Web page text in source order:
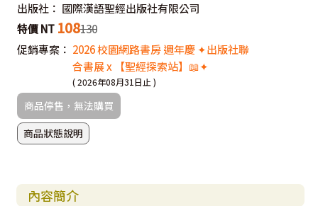
出版社： 國際漢語聖經出版社有限公司
特價 NT 108130
促銷專案： 2026 校園網路書房 週年慶 ✦出版社聯
合書展 x 【聖經探索站】📖✦
( 2026年08月31日止 )
商品停售，無法購買
商品狀態說明
內容簡介